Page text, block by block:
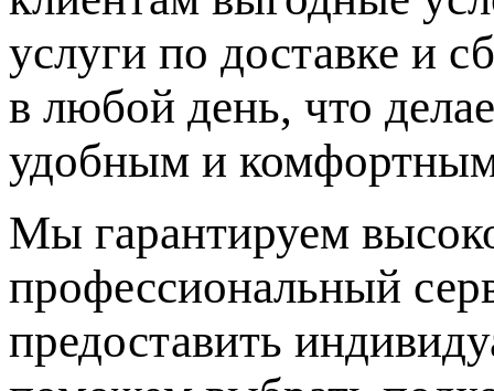
услуги по доставке и
в любой день, что
удобным и
Мы гарантируем
профессиональный
предоставить